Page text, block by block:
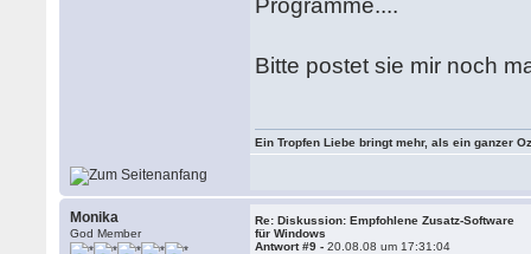
Programme....
Bitte postet sie mir noch
Ein Tropfen Liebe bringt mehr, als ein ganzer
Monika
God Member
Re: Diskussion: Empfohlene Zusatz-Software
für Windows
Antwort #9 -20.08.08 um 17:31:04